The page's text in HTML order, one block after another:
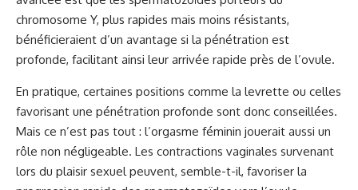
chromosome Y, plus rapides mais moins résistants,
bénéficieraient d’un avantage si la pénétration est
profonde, facilitant ainsi leur arrivée rapide près de l’ovule.
En pratique, certaines positions comme la levrette ou celles
favorisant une pénétration profonde sont donc conseillées.
Mais ce n’est pas tout : l’orgasme féminin jouerait aussi un
rôle non négligeable. Les contractions vaginales survenant
lors du plaisir sexuel peuvent, semble-t-il, favoriser la